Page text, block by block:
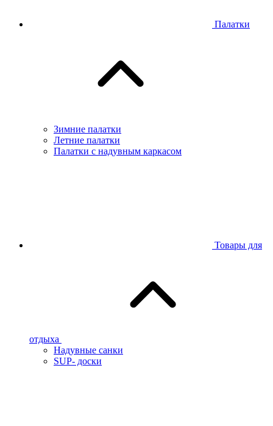
Палатки
Зимние палатки
Летние палатки
Палатки с надувным каркасом
Товары для
отдыха
Надувные санки
SUP- доски